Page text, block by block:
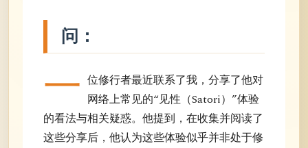
问：
一 位修行者最近联系了我，分享了他对
网络上常见的“见性（Satori）”体验
的看法与相关疑惑。他提到，在收集并阅读了
这些分享后，他认为这些体验似乎并非处于修